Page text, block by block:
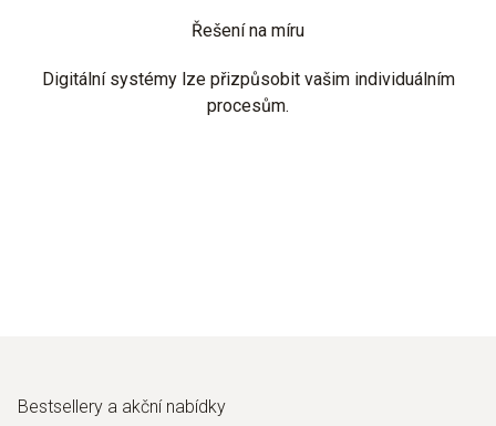
Řešení na míru
Digitální systémy lze přizpůsobit vašim individuálním
procesům.
Bestsellery a akční nabídky